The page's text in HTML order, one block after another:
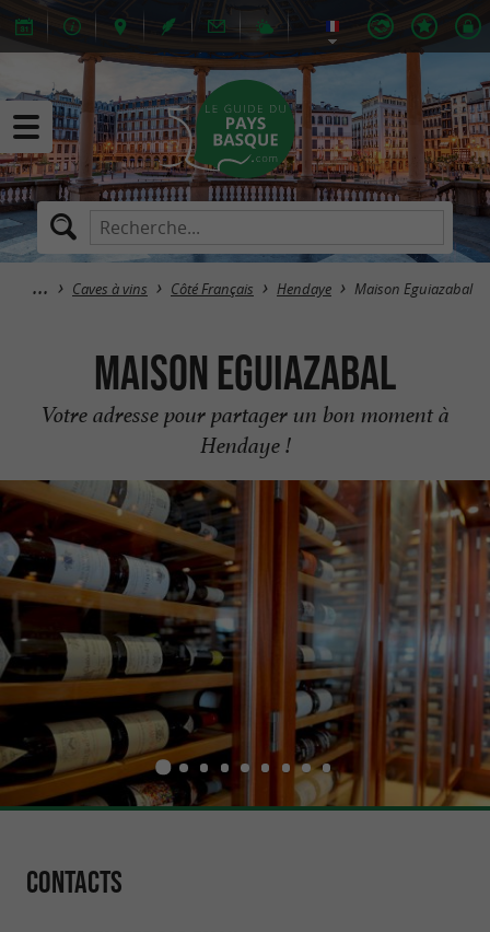
Caves à vins Côté Français Hendaye Maison Eguiazabal
Maison Eguiazabal
Votre adresse pour partager un bon moment à
Hendaye !
Contacts